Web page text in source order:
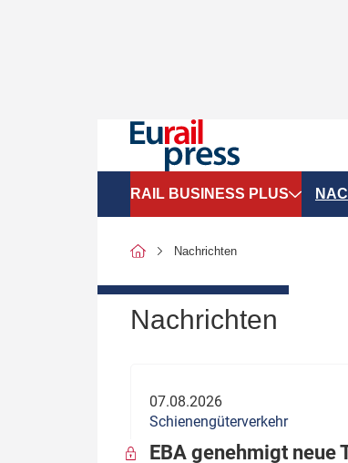
RAIL BUSINESS PLUS
SPNV-Marktdaten
Politik
Nachrichten
Nachrichten
07.08.2026
Schienengüterverkehr
EBA genehmigt neue